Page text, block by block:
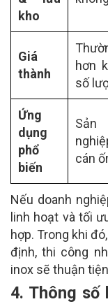
kho
Giá
thành
hơn
số
Ứng
dụng
phổ
biến
Sản
cán
Nếu doanh
linh hoạt và tối
hợp. Trong khi
định, thi công
inox sẽ thuận
4. Thông số